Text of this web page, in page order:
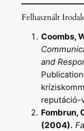
Felhasznált
Coombs,
and
reputáció-
Fombrun,
(2004).